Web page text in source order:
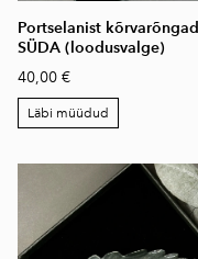
Portselanist kõrvarõngad
SÜDA (loodusvalge)
40,00 €
Läbi müüdud